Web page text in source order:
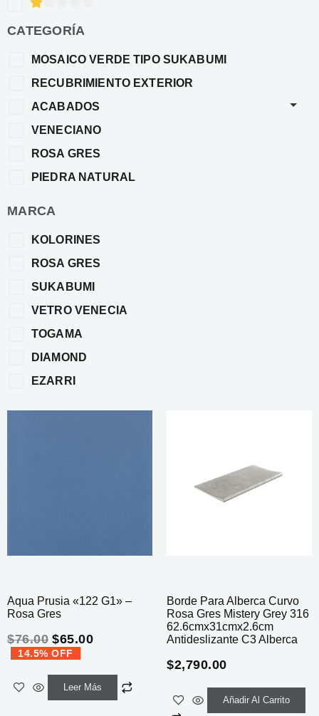
CATEGORÍA
MOSAICO VERDE TIPO SUKABUMI
RECUBRIMIENTO EXTERIOR
ACABADOS
VENECIANO
ROSA GRES
PIEDRA NATURAL
MARCA
KOLORINES
ROSA GRES
SUKABUMI
VETRO VENECIA
TOGAMA
DIAMOND
EZARRI
Aqua Prusia «122 G1» –
Rosa Gres
$76.00 $65.00
14.5% OFF
Leer Más
Borde Para Alberca Curvo
Rosa Gres Mistery Grey 316
62.6cmx31cmx2.6cm
Antideslizante C3 Alberca
$2,790.00
Añadir Al Carrito